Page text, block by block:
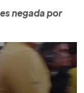
negada por